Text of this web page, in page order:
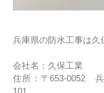
兵庫県の防水工事は久
会社名：久保工業
住所：〒653-0052
101